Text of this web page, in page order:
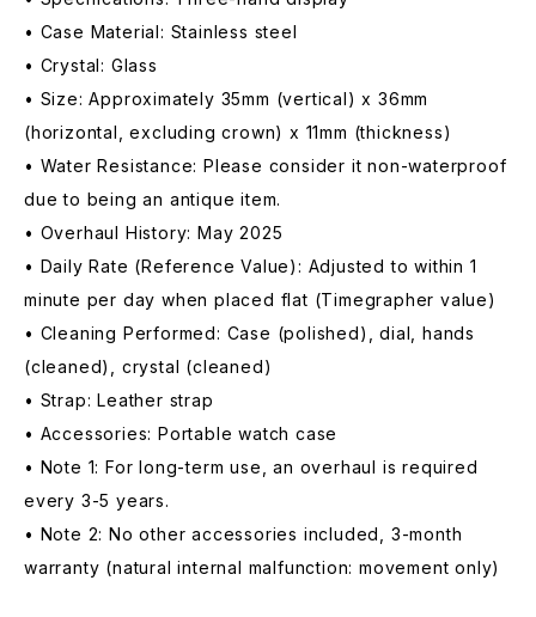
• Case Material: Stainless steel
• Crystal: Glass
• Size: Approximately 35mm (vertical) x 36mm
(horizontal, excluding crown) x 11mm (thickness)
• Water Resistance: Please consider it non-waterproof
due to being an antique item.
• Overhaul History: May 2025
• Daily Rate (Reference Value): Adjusted to within 1
minute per day when placed flat (Timegrapher value)
• Cleaning Performed: Case (polished), dial, hands
(cleaned), crystal (cleaned)
• Strap: Leather strap
• Accessories: Portable watch case
• Note 1: For long-term use, an overhaul is required
every 3-5 years.
• Note 2: No other accessories included, 3-month
warranty (natural internal malfunction: movement only)